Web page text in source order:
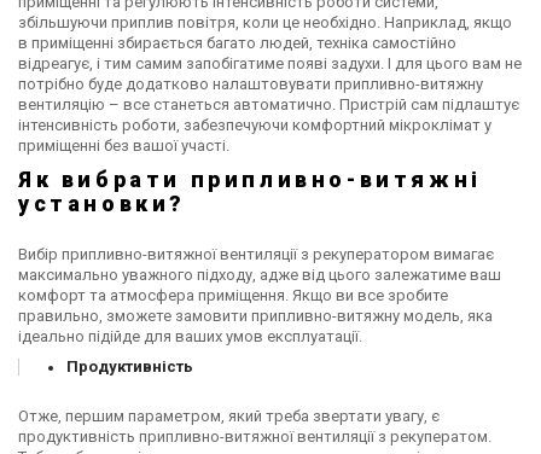
збільшуючи приплив повітря, коли це необхідно. Наприклад, якщо
в приміщенні збирається багато людей, техніка самостійно
відреагує, і тим самим запобігатиме появі задухи. І для цього вам не
потрібно буде додатково налаштовувати припливно-витяжну
вентиляцію – все станеться автоматично. Пристрій сам підлаштує
інтенсивність роботи, забезпечуючи комфортний мікроклімат у
приміщенні без вашої участі.
Як вибрати припливно-витяжні
установки?
Вибір припливно-витяжної вентиляції з рекуператором вимагає
максимально уважного підходу, адже від цього залежатиме ваш
комфорт та атмосфера приміщення. Якщо ви все зробите
правильно, зможете замовити припливно-витяжну модель, яка
ідеально підійде для ваших умов експлуатації.
Продуктивність
Отже, першим параметром, який треба звертати увагу, є
продуктивність припливно-витяжної вентиляції з рекуператом.